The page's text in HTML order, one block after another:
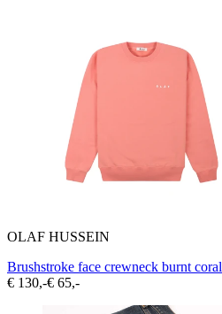
OLAF HUSSEIN
Brushstroke face crewneck burnt coral
€ 130,-€ 65,-